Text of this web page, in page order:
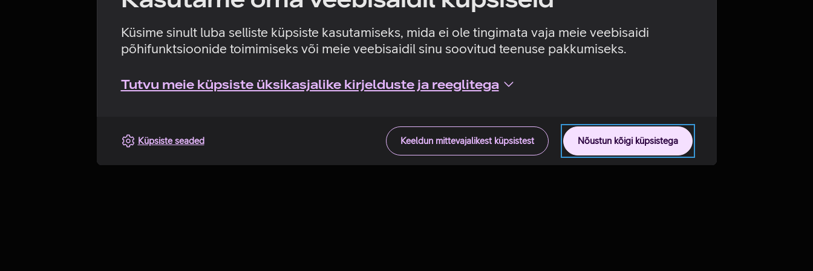
Küsime sinult luba selliste küpsiste kasutamiseks, mida ei ole tingimata vaja meie veebisaidi
põhifunktsioonide toimimiseks või meie veebisaidil sinu soovitud teenuse pakkumiseks.
Tutvu meie küpsiste üksikasjalike kirjelduste ja reeglitega
Nõustun kõigi küpsistega
Keeldun mittevajalikest küpsistest
Küpsiste seaded